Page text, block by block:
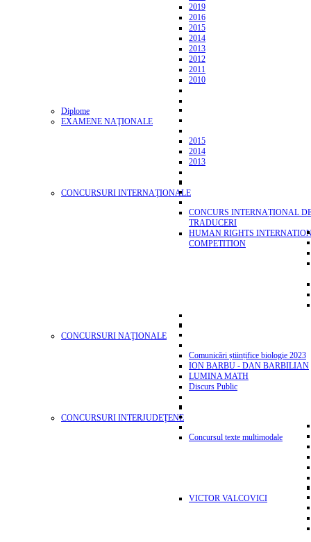
2019
2016
2015
2014
2013
2012
2011
2010
Diplome
EXAMENE NAŢIONALE
2015
2014
2013
CONCURSURI INTERNAȚIONALE
CONCURS INTERNAȚIONAL
TRADUCERI
HUMAN RIGHTS
COMPETITION
CONCURSURI NAŢIONALE
Comunicări științifice biologie 2023
ION BARBU - DAN BARBILIAN
LUMINA MATH
Discurs Public
CONCURSURI INTERJUDEŢENE
Concursul texte multimodale
VICTOR VALCOVICI